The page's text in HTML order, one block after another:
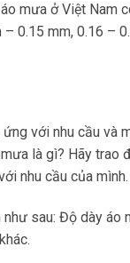
mưa ở Việt Nam
0.15 mm, 0.16 –
với nhu cầu và
là gì? Hãy trao
nhu cầu của mình.
sau: Độ dày áo